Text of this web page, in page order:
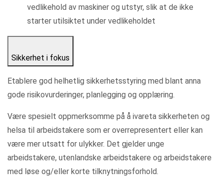
vedlikehold av maskiner og utstyr, slik at de ikke
starter utilsiktet under vedlikeholdet
Sikkerhet i fokus
Etablere god helhetlig sikkerhetsstyring med blant anna
gode risikovurderinger, planlegging og opplæring.
Være spesielt oppmerksomme på å ivareta sikkerheten og
helsa til arbeidstakere som er overrepresentert eller kan
være mer utsatt for ulykker. Det gjelder unge
arbeidstakere, utenlandske arbeidstakere og arbeidstakere
med løse og/eller korte tilknytningsforhold.